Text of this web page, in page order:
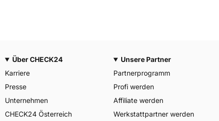
Über CHECK24
Karriere
Presse
Unternehmen
CHECK24 Österreich
Unsere Partner
Partnerprogramm
Profi werden
Affiliate werden
Werkstattpartner werden